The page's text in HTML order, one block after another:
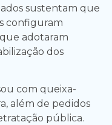
sustentam que
configuram
adotaram
dos
com queixa-
além de pedidos
pública.